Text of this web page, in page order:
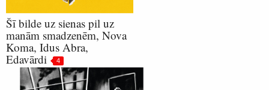
Šī bilde uz sienas pil uz
manām smadzenēm, Nova
Koma, Idus Abra,
Edavārdi
4